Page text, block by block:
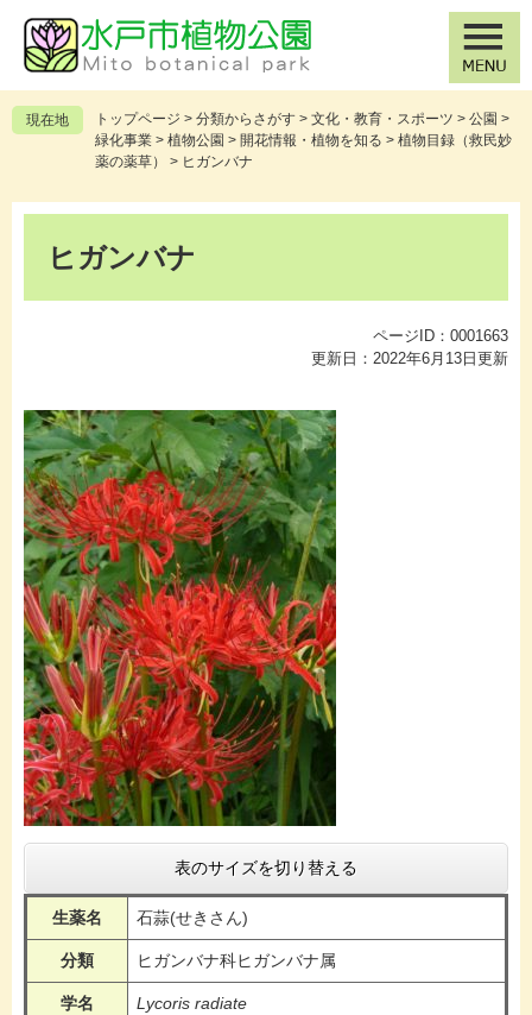
の
先
頭
ー
を
飛
現在地 トップページ > 分類からさがす > 文化・教育・スポーツ > 公園 >
緑化事業 > 植物公園 > 開花情報・植物を知る > 植物目録（救民妙
薬の薬草）
> ヒガンバナ
ヒガンバナ
ページID：0001663
更新日：2022年6月13日更新
表のサイズを切り替える
生薬名 石蒜(せきさん)
分類 ヒガンバナ科ヒガンバナ属
学名 Lycoris radiate